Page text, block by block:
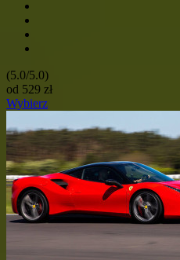
(5.0/5.0)
od 529 zł
Wybierz